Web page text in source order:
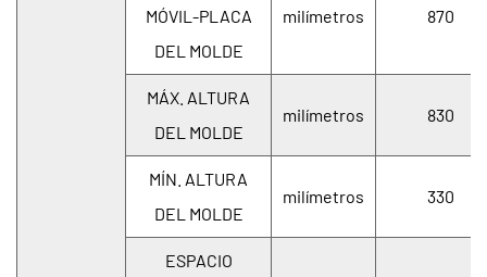
MÓVIL-PLACA
DEL MOLDE
milímetros 870
MÁX. ALTURA
DEL MOLDE
milímetros 830
MÍN. ALTURA
DEL MOLDE
milímetros 330
ESPACIO